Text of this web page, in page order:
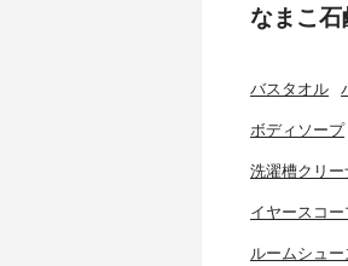
なまこ
バスタオル
ボディソープ
洗濯槽クリー
イヤースコー
ルームシュー